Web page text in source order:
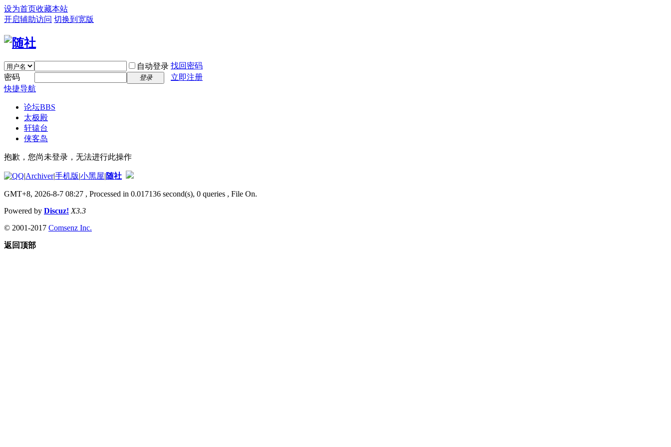
设为首页收藏本站
开启辅助访问 切换到宽版
自动登录 找回密码
密码
登录
立即注册
快捷导航
论坛BBS
太极殿
轩辕台
侠客岛
抱歉，您尚未登录，无法进行此操作
|Archiver|手机版|小黑屋|随社
GMT+8, 2026-8-7 08:27 , Processed in 0.017136 second(s), 0 queries , File On.
Powered by Discuz! X3.3
© 2001-2017 Comsenz Inc.
返回顶部